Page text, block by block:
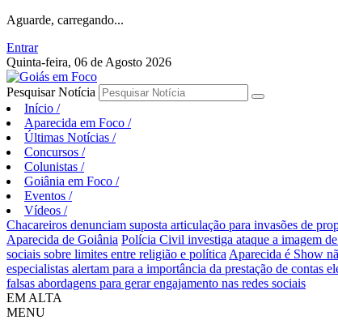
Aguarde, carregando...
Entrar
Quinta-feira, 06 de Agosto 2026
Pesquisar Notícia
Início /
Aparecida em Foco /
Últimas Notícias /
Concursos /
Colunistas /
Goiânia em Foco /
Eventos /
Vídeos /
Chacareiros denunciam suposta articulação para invasões de
Aparecida de Goiânia Polícia Civil investiga ataque a imagem
sociais sobre limites entre religião e política Aparecida é Show
especialistas alertam para a importância da prestação de contas
falsas abordagens para gerar engajamento nas redes sociais
EM ALTA
MENU